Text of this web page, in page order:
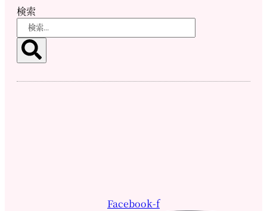
検索
Facebook-f